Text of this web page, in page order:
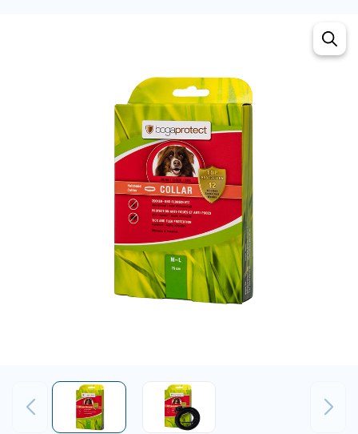
Ankstesnis Tęsti